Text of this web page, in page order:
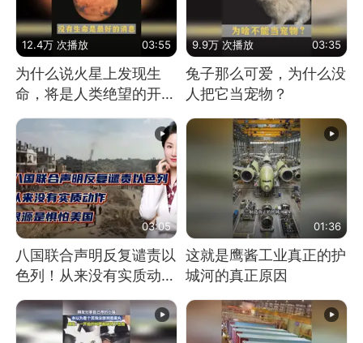
12.4万 次播放 03:55
为什么说火星上发现生
命，将是人类绝望的开
始？
9.9万 次播放 03:35
兔子那么可爱，为什么没
人把它当宠物？
03:05
八国联合声明反复谴责以
色列！从来没有实质动
01:36
这就是鹰酱工业真正的护
城河的真正原因